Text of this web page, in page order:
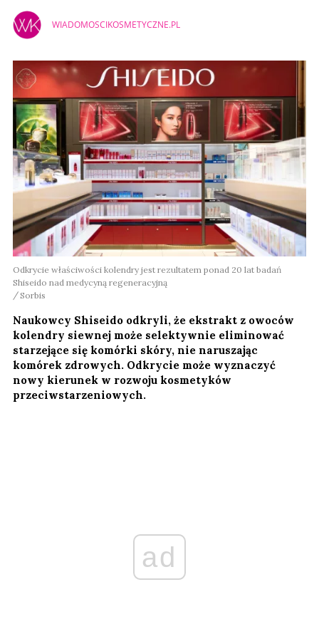
WIADOMOSCIKOSMETYCZNE.PL
Odkrycie właściwości kolendry jest rezultatem ponad 20 lat badań
Shiseido nad medycyną regeneracyjną
Sorbis
Naukowcy Shiseido odkryli, że ekstrakt z owoców
kolendry siewnej może selektywnie eliminować
starzejące się komórki skóry, nie naruszając
komórek zdrowych. Odkrycie może wyznaczyć
nowy kierunek w rozwoju kosmetyków
przeciwstarzeniowych.
ad